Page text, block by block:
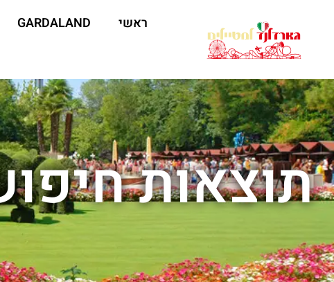
ראשי GARDALAND